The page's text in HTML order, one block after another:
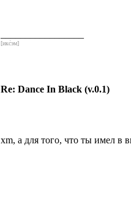
[икс́эм]
Re: Dance In Black (v.0.1)
xm, а для того, что ты имел в